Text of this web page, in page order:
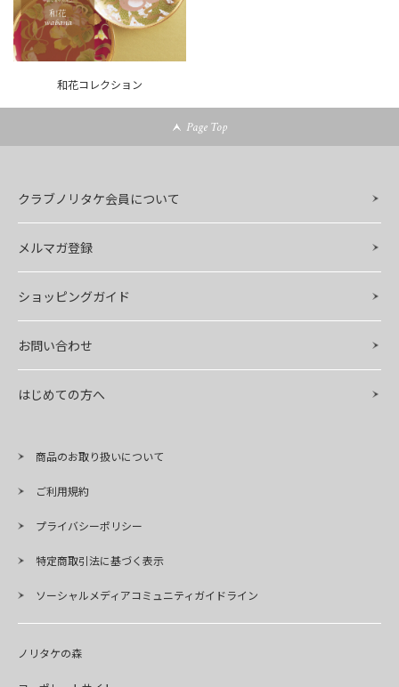
和花コレクション
Page Top
クラブノリタケ会員について
メルマガ登録
ショッピングガイド
お問い合わせ
はじめての方へ
商品のお取り扱いについて
ご利用規約
プライバシーポリシー
特定商取引法に基づく表示
ソーシャルメディアコミュニティガイドライン
ノリタケの森